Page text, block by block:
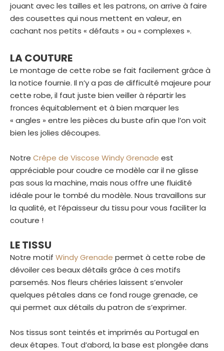
jouant avec les tailles et les patrons, on arrive à faire
des cousettes qui nous mettent en valeur, en
cachant nos petits « défauts » ou « complexes ».
LA COUTURE
Le montage de cette robe se fait facilement grâce à
la notice fournie. Il n’y a pas de difficulté majeure pour
cette robe, il faut juste bien veiller à répartir les
fronces équitablement et à bien marquer les
« angles » entre les pièces du buste afin que l’on voit
bien les jolies découpes.
Notre Crêpe de Viscose Windy Grenade est
appréciable pour coudre ce modèle car il ne glisse
pas sous la machine, mais nous offre une fluidité
idéale pour le tombé du modèle. Nous travaillons sur
la qualité, et l’épaisseur du tissu pour vous faciliter la
couture !
LE TISSU
Notre motif Windy Grenade permet à cette robe de
dévoiler ces beaux détails grâce à ces motifs
parsemés. Nos fleurs chéries laissent s’envoler
quelques pétales dans ce fond rouge grenade, ce
qui permet aux détails du patron de s’exprimer.
Nos tissus sont teintés et imprimés au Portugal en
deux étapes. Tout d’abord, la base est plongée dans